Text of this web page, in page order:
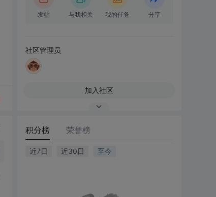
发帖 与我相关 我的任务 分享
社区管理员
加入社区
积分榜 荣誉榜
近7日 近30日 至今